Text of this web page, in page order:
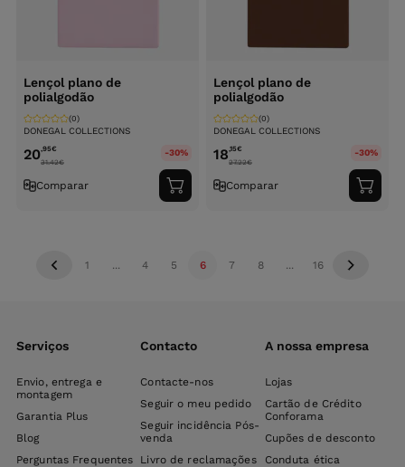
Lençol plano de
polialgodão
DONEGAL COLLECTIONS
(0)
20,95€
31.42€
-30%
Comparar
Adicionar
ao
Lençol plano de
polialgodão
DONEGAL COLLECTIONS
(0)
18,15€
27.22€
-30%
Comparar
ao
1 ... 4 5 6 7 8 ... 16
Serviços
Envio, entrega e
montagem
Garantia Plus
Blog
Perguntas Frequentes
Contacto
Contacte-nos
Seguir o meu pedido
Seguir incidência Pós-
venda
Livro de reclamações
A nossa empresa
Lojas
Cartão de Crédito
Conforama
Cupões de desconto
Conduta ética